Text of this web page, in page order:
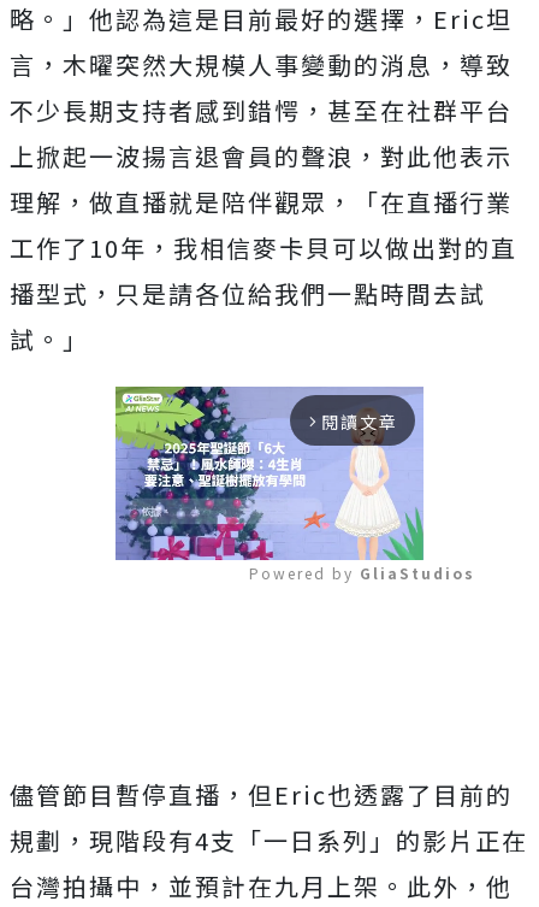
略。」他認為這是目前最好的選擇，Eric坦
言，木曜突然大規模人事變動的消息，導致
不少長期支持者感到錯愕，甚至在社群平台
上掀起一波揚言退會員的聲浪，對此他表示
理解，做直播就是陪伴觀眾，「在直播行業
工作了10年，我相信麥卡貝可以做出對的直
播型式，只是請各位給我們一點時間去試
試。」
arrow_forward_ios 閱讀文章
Powered by GliaStudios
儘管節目暫停直播，但Eric也透露了目前的
規劃，現階段有4支「一日系列」的影片正在
台灣拍攝中，並預計在九月上架。此外，他